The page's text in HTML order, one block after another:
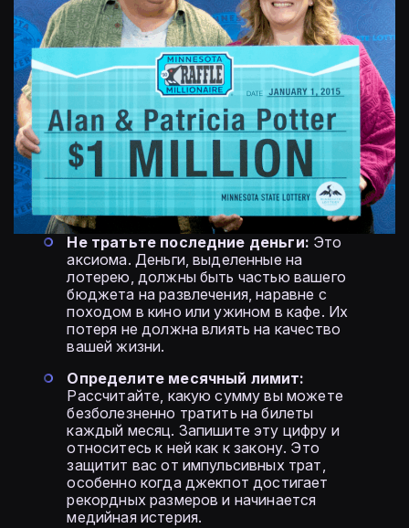
Не тратьте последние деньги: Это
аксиома. Деньги, выделенные на
лотерею, должны быть частью вашего
бюджета на развлечения, наравне с
походом в кино или ужином в кафе. Их
потеря не должна влиять на качество
вашей жизни.
Определите месячный лимит:
Рассчитайте, какую сумму вы можете
безболезненно тратить на билеты
каждый месяц. Запишите эту цифру и
относитесь к ней как к закону. Это
защитит вас от импульсивных трат,
особенно когда джекпот достигает
рекордных размеров и начинается
медийная истерия.